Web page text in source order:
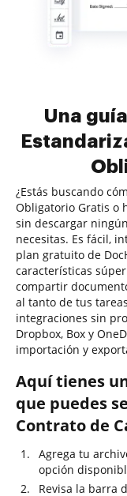
Una
¿Estás buscando
Obligatorio Gratis o
sin descargar
necesitas. Es fácil,
plan gratuito de
características
compartir
al tanto de tus
integraciones sin
Dropbox, Box y
importación y
Aquí tienes
que puedes
Contrato de
Agrega tu
opción
Revisa la barra